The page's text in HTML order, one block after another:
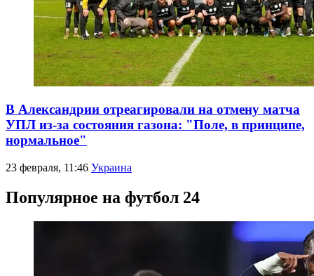
В Александрии отреагировали на отмену матча
УПЛ из-за состояния газона: "Поле, в принципе,
нормальное"
23 февраля, 11:46 Украина
Популярное на футбол 24